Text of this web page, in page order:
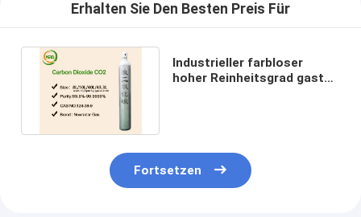
Erhalten Sie Den Besten Preis Für
Industrieller farbloser
hoher Reinheitsgrad gast
Fortsetzen